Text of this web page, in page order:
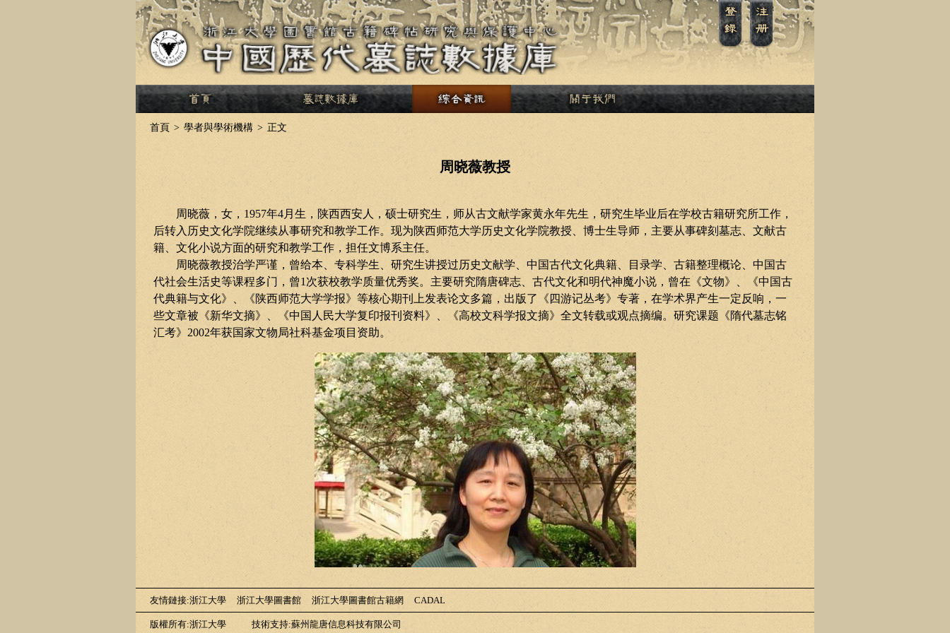
首頁 > 學者與學術機構 > 正文
周晓薇教授
周晓薇，女， 1957年4月生，陕西西安人，硕士研究生，师从古文献学家黄永年先生，研究生毕业后在学校古籍研究所工作，
后转入历史文化学院继续从事研究和教学工作。现为陕西师范大学历史文化学院教授、博士生导师，主要从事碑刻墓志、文献古
籍、文化小说方面的研究和教学工作，担任文博系主任。
周晓薇教授治学严谨，曾给本、专科学生、研究生讲授过历史文献学、中国古代文化典籍、目录学、古籍整理概论、中国古
代社会生活史等课程多门，曾1 次获校教学质量优秀奖。主要研究隋唐碑志、古代文化和明代神魔小说，曾在《文物》、《中国古
代典籍与文化》、《陕西师范大学学报》等核心期刊上发表论文多篇，出版了《四游记丛考》专著，在学术界产生一定反响，一
些文章被《新华文摘》、《中国人民大学复印报刊资料》、《高校文科学报文摘》全文转载或观点摘编。研究课题《隋代墓志铭
汇考》 2002年获国家文物局社科基金项目资助。
友情鏈接:浙江大學 浙江大學圖書館 浙江大學圖書館古籍網 CADAL
版權所有:浙江大學 技術支持:蘇州龍唐信息科技有限公司